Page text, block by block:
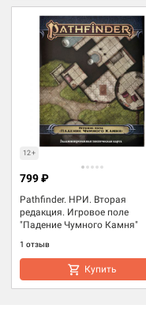
12+
Pathfinder. НРИ. Вторая
редакция. Игровое поле
"Падение Чумного Камня"
1 отзыв
799 ₽
Купить